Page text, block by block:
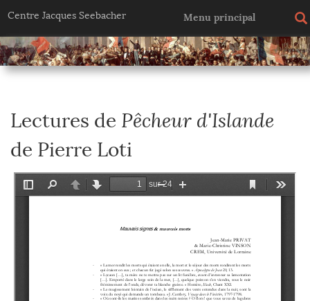
Centre Jacques Seebacher Menu principal
Lectures de Pêcheur d'Islande
de Pierre Loti